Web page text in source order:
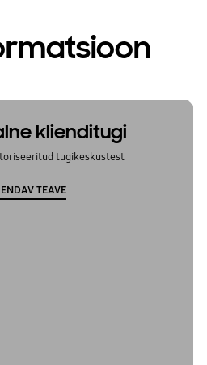
klienditugi
tugikeskustest
TEAVE